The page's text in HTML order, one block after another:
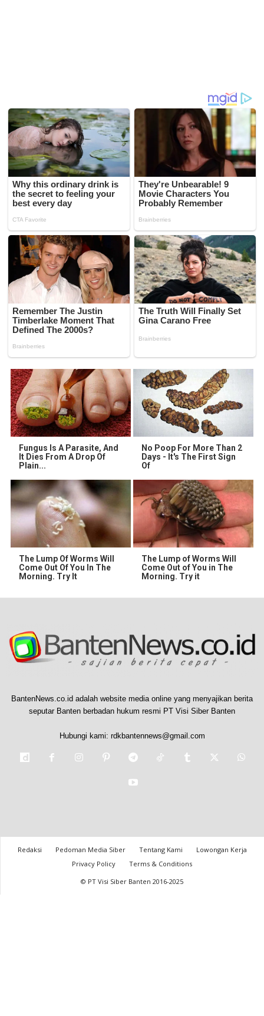
Fungus Is A Parasite, And
It Dies From A Drop Of
Plain...
No Poop For More Than 2
Days - It's The First Sign
Of
The Lump Of Worms Will
Come Out Of You In The
Morning. Try It
The Lump of Worms Will
Come Out of You in The
Morning. Try it
BantenNews.co.id adalah website media online yang menyajikan berita
seputar Banten berbadan hukum resmi PT Visi Siber Banten
Hubungi kami: rdkbantennews@gmail.com
Redaksi Pedoman Media Siber Tentang Kami
Lowongan Kerja
Privacy Policy
Terms & Conditions
© PT Visi Siber Banten 2016-2025